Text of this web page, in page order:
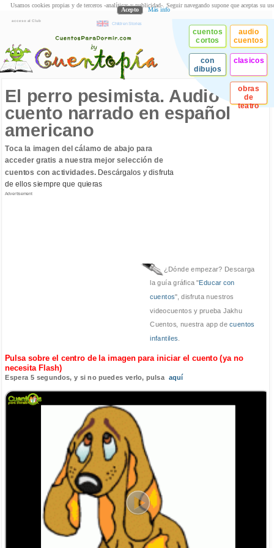
acceso al Club
Children Stories
cuentos
cortos
audio
cuentos
con
dibujos
clasicos
obras
de
teatro
El perro pesimista. Audio
cuento narrado en español
americano
Toca la imagen del cálamo de abajo para
acceder gratis a nuestra mejor selección de
cuentos con actividades.Descárgalos y disfruta
de ellos siempre que quieras
Advertisement
¿Dónde empezar? Descarga
la guía gráfica "Educar con
cuentos", disfruta nuestros
videocuentos y prueba Jakhu
Cuentos, nuestra app decuentos
infantiles
Pulsa sobre el centro de la imagen para iniciar el cuento (ya no
necesita Flash)
Espera 5 segundos, y si no puedes verlo, pulsa aquí
Usamos cookies propias y de terceros -analíticas y publicidad-. Seguir navegando supone que aceptas su
Acepto Más info